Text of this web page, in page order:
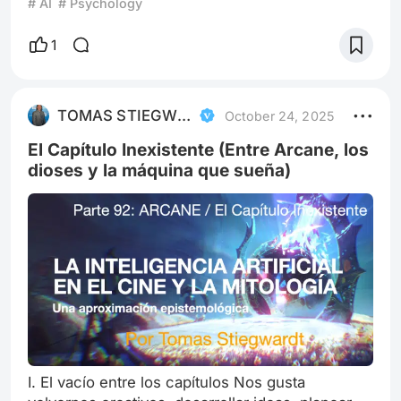
No la inventamos: la heredamos. La construimos
talla para que otro la mirara y rezara— y la
llamamos “inteligencia”
# AI # Psychology
1
TOMAS STIEGWARDT October 24, 2025
El Capítulo Inexistente (Entre Arcane, los
dioses y la máquina que sueña)
I. El vacío entre los capítulos Nos gusta